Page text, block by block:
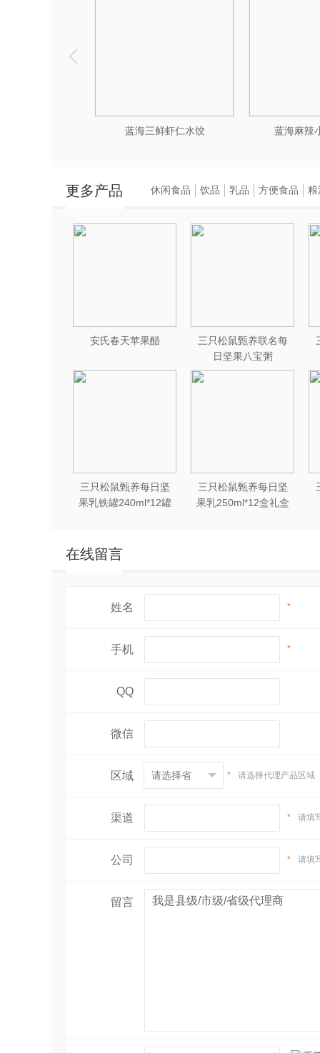
蓝海三鲜虾仁水饺 蓝海麻辣
更多产品
安氏春天苹果醋
三只松鼠甄养联名每
日坚果八宝粥
330g*12罐礼盒装
三只松鼠甄养每日坚
果乳铁罐240ml*12罐
三只松鼠甄养每日坚
果乳250ml*12盒礼盒
休闲食品 饮品 乳品 方便食品 粮
在线留言
姓名 *
手机 *
QQ
微信
区域 * 请选择代理产品区域
渠道 * 请填
公司 * 请填
留言